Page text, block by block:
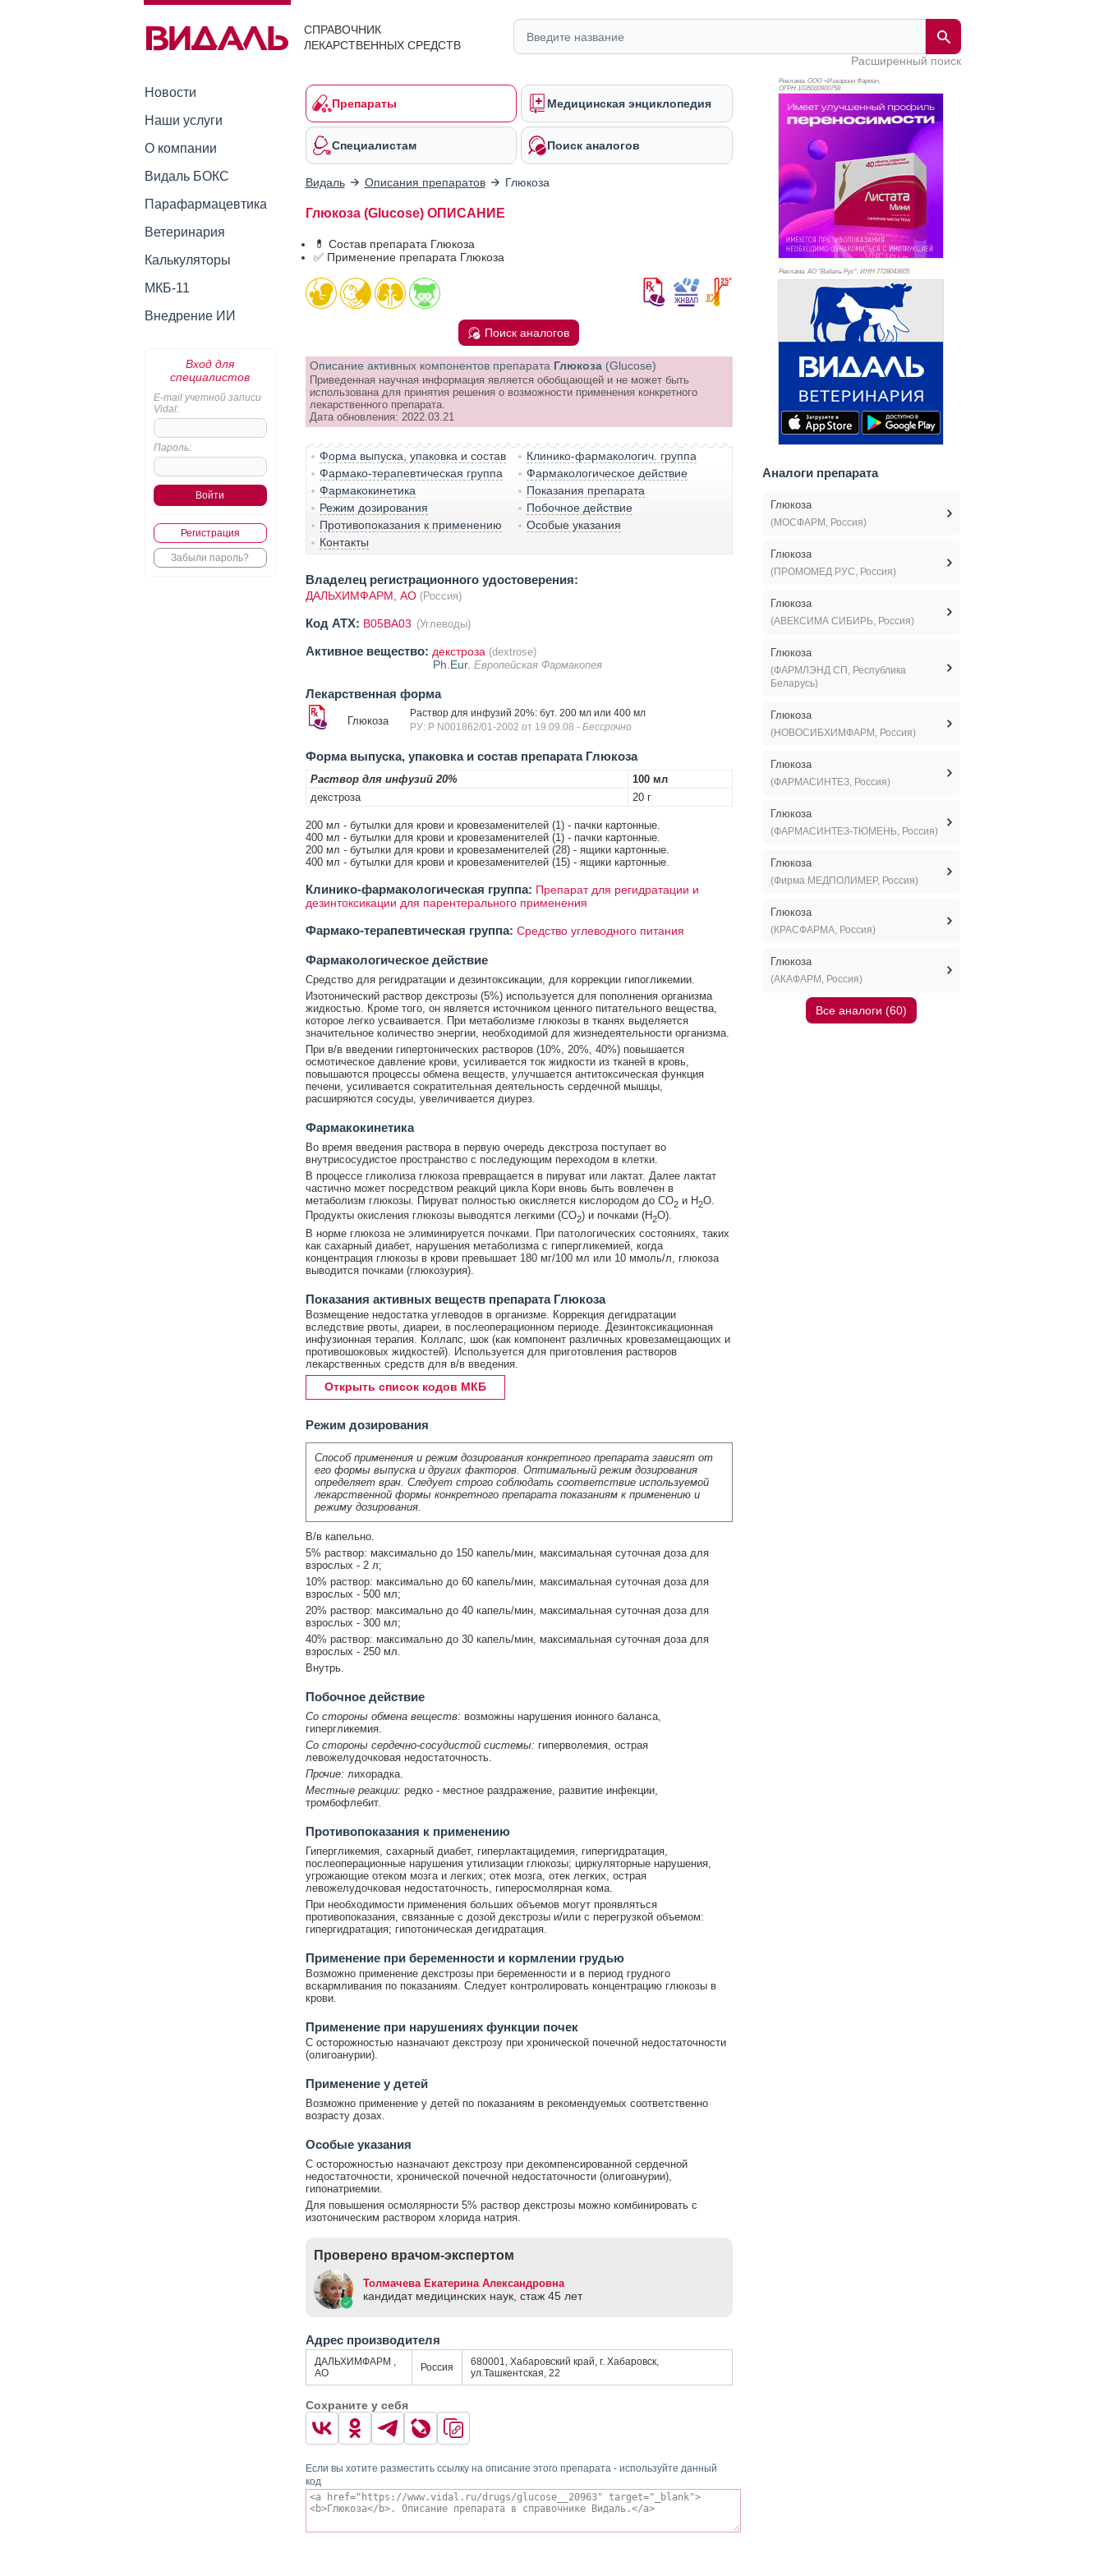
СПРАВОЧНИК
ЛЕКАРСТВЕННЫХ СРЕДСТВ
Расширенный поиск
Новости
Наши услуги
О компании
Видаль БОКС
Парафармацевтика
Ветеринария
Калькуляторы
МКБ-11
Внедрение ИИ
Вход для
специалистов
E-mail учетной записи
Vidal:
Пароль:
Регистрация
Забыли пароль?
Препараты Медицинская энциклопедия
Специалистам Поиск аналогов
Видаль Описания препаратов Глюкоза
Глюкоза (Glucose) ОПИСАНИЕ
💊 Состав препарата Глюкоза
✅ Применение препарата Глюкоза
Поиск аналогов
Описание активных компонентов препарата Глюкоза (Glucose)
Приведенная научная информация является обобщающей и не может быть
использована для принятия решения о возможности применения конкретного
лекарственного препарата.
Дата обновления: 2022.03.21
Форма выпуска, упаковка и состав
Клинико-фармакологич. группа
Фармако-терапевтическая группа
Фармакологическое действие
Фармакокинетика
Показания препарата
Режим дозирования
Побочное действие
Противопоказания к применению
Особые указания
Контакты
Владелец регистрационного удостоверения:
ДАЛЬХИМФАРМ, АО (Россия)
Код ATX: B05BA03 (Углеводы)
Активное вещество: декстроза (dextrose)
Ph.Eur. Европейская Фармакопея
Лекарственная форма
Глюкоза
Раствор для инфузий 20%: бут. 200 мл или 400 мл
РУ: Р N001862/01-2002 от 19.09.08 - Бессрочно
Форма выпуска, упаковка и состав препарата Глюкоза
Раствор для инфузий 20%
100 мл
декстроза
20 г
200 мл - бутылки для крови и кровезаменителей (1) - пачки картонные.
400 мл - бутылки для крови и кровезаменителей (1) - пачки картонные.
200 мл - бутылки для крови и кровезаменителей (28) - ящики картонные.
400 мл - бутылки для крови и кровезаменителей (15) - ящики картонные.
Клинико-фармакологическая группа: Препарат для регидратации и
дезинтоксикации для парентерального применения
Фармако-терапевтическая группа: Средство углеводного питания
Фармакологическое действие
Средство для регидратации и дезинтоксикации, для коррекции гипогликемии.
Изотонический раствор декстрозы (5%) используется для пополнения организма
жидкостью. Кроме того, он является источником ценного питательного вещества,
которое легко усваивается. При метаболизме глюкозы в тканях выделяется
значительное количество энергии, необходимой для жизнедеятельности организма.
При в/в введении гипертонических растворов (10%, 20%, 40%) повышается
осмотическое давление крови, усиливается ток жидкости из тканей в кровь,
повышаются процессы обмена веществ, улучшается антитоксическая функция
печени, усиливается сократительная деятельность сердечной мышцы,
расширяются сосуды, увеличивается диурез.
Фармакокинетика
Во время введения раствора в первую очередь декстроза поступает во
внутрисосудистое пространство с последующим переходом в клетки.
В процессе гликолиза глюкоза превращается в пируват или лактат. Далее лактат
частично может посредством реакций цикла Кори вновь быть вовлечен в
метаболизм глюкозы. Пируват полностью окисляется кислородом до CO2и H2O.
Продукты окисления глюкозы выводятся легкими (CO2) и почками (H2O).
В норме глюкоза не элиминируется почками. При патологических состояниях, таких
как сахарный диабет, нарушения метаболизма с гипергликемией, когда
концентрация глюкозы в крови превышает 180 мг/100 мл или 10 ммоль/л, глюкоза
выводится почками (глюкозурия).
Показания активных веществ препарата Глюкоза
Возмещение недостатка углеводов в организме. Коррекция дегидратации
вследствие рвоты, диареи, в послеоперационном периоде. Дезинтоксикационная
инфузионная терапия. Коллапс, шок (как компонент различных кровезамещающих и
противошоковых жидкостей). Используется для приготовления растворов
лекарственных средств для в/в введения.
Открыть список кодов МКБ
Режим дозирования
Способ применения и режим дозирования конкретного препарата зависят от
его формы выпуска и других факторов. Оптимальный режим дозирования
определяет врач. Следует строго соблюдать соответствие используемой
лекарственной формы конкретного препарата показаниям к применению и
режиму дозирования.
В/в капельно.
5% раствор: максимально до 150 капель/мин, максимальная суточная доза для
взрослых - 2 л;
10% раствор: максимально до 60 капель/мин, максимальная суточная доза для
взрослых - 500 мл;
20% раствор: максимально до 40 капель/мин, максимальная суточная доза для
взрослых - 300 мл;
40% раствор: максимально до 30 капель/мин, максимальная суточная доза для
взрослых - 250 мл.
Внутрь.
Побочное действие
Со стороны обмена веществ: возможны нарушения ионного баланса,
гипергликемия.
Со стороны сердечно-сосудистой системы: гиперволемия, острая
левожелудочковая недостаточность.
Прочие: лихорадка.
Местные реакции: редко - местное раздражение, развитие инфекции,
тромбофлебит.
Противопоказания к применению
Гипергликемия, сахарный диабет, гиперлактацидемия, гипергидратация,
послеоперационные нарушения утилизации глюкозы; циркуляторные нарушения,
угрожающие отеком мозга и легких; отек мозга, отек легких, острая
левожелудочковая недостаточность, гиперосмолярная кома.
При необходимости применения больших объемов могут проявляться
противопоказания, связанные с дозой декстрозы и/или с перегрузкой объемом:
гипергидратация; гипотоническая дегидратация.
Применение при беременности и кормлении грудью
Возможно применение декстрозы при беременности и в период грудного
вскармливания по показаниям. Следует контролировать концентрацию глюкозы в
крови.
Применение при нарушениях функции почек
С осторожностью назначают декстрозу при хронической почечной недостаточности
(олигоанурии).
Применение у детей
Возможно применение у детей по показаниям в рекомендуемых соответственно
возрасту дозах.
Особые указания
С осторожностью назначают декстрозу при декомпенсированной сердечной
недостаточности, хронической почечной недостаточности (олигоанурии),
гипонатриемии.
Для повышения осмолярности 5% раствор декстрозы можно комбинировать с
изотоническим раствором хлорида натрия.
Проверено врачом-экспертом
Толмачева Екатерина Александровна
кандидат медицинских наук, стаж 45 лет
Адрес производителя
ДАЛЬХИМФАРМ ,
АО
Россия
680001, Хабаровский край, г. Хабаровск,
ул.Ташкентская, 22
Сохраните у себя
Если вы хотите разместить ссылку на описание этого препарата - используйте данный
код
Реклама. ООО «Изварино Фарма»,
ОГРН 1035000900758
Реклама. АО "Видаль Рус", ИНН 7728043605
Аналоги препарата
Глюкоза
(МОСФАРМ, Россия)
Глюкоза
(ПРОМОМЕД РУС, Россия)
Глюкоза
(АВЕКСИМА СИБИРЬ, Россия)
Глюкоза
(ФАРМЛЭНД СП, Республика
Беларусь)
Глюкоза
(НОВОСИБХИМФАРМ, Россия)
Глюкоза
(ФАРМАСИНТЕЗ, Россия)
Глюкоза
(ФАРМАСИНТЕЗ-ТЮМЕНЬ, Россия)
Глюкоза
(Фирма МЕДПОЛИМЕР, Россия)
Глюкоза
(КРАСФАРМА, Россия)
Глюкоза
(АКАФАРМ, Россия)
Все аналоги (60)